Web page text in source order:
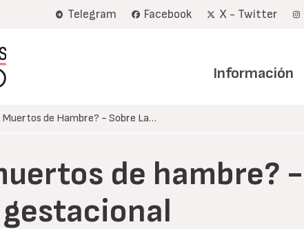
Telegram Facebook X - Twitter
Información
Muertos de Hambre? - Sobre La…
de hambre?